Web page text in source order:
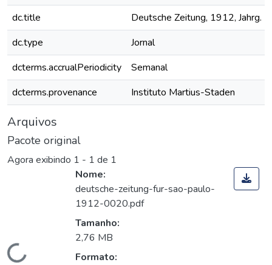
dc.title
Deutsche Zeitung, 1912, Jahrg.
dc.type
Jornal
dcterms.accrualPeriodicity
Semanal
dcterms.provenance
Instituto Martius-Staden
Arquivos
Pacote original
Agora exibindo 1 - 1 de 1
Nome:
deutsche-zeitung-fur-sao-paulo-
1912-0020.pdf
Tamanho:
2,76 MB
Formato: